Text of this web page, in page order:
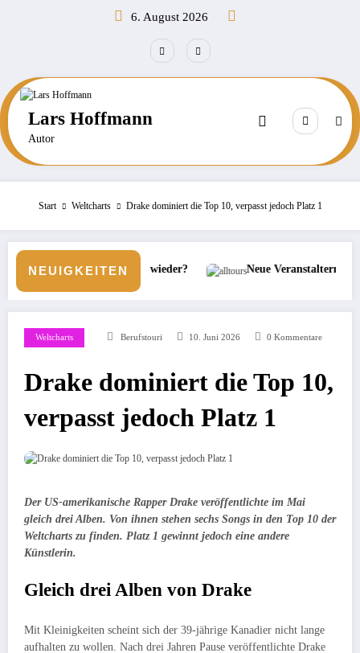
6. August 2026
Lars Hoffmann
Autor
Start Weltcharts Drake dominiert die Top 10, verpasst jedoch Platz 1
NEUIGKEITEN
wieder? Neue Veranstaltermarke bei alltours
Weltcharts Berufstouri 10. Juni 2026 0 Kommentare
Drake dominiert die Top 10,
verpasst jedoch Platz 1
Der US-amerikanische Rapper Drake veröffentlichte im Mai
gleich drei Alben. Von ihnen stehen sechs Songs in den Top 10 der
Weltcharts zu finden. Platz 1 gewinnt jedoch eine andere
Künstlerin.
Gleich drei Alben von Drake
Mit Kleinigkeiten scheint sich der 39-jährige Kanadier nicht lange
aufhalten zu wollen. Nach drei Jahren Pause veröffentlichte Drake